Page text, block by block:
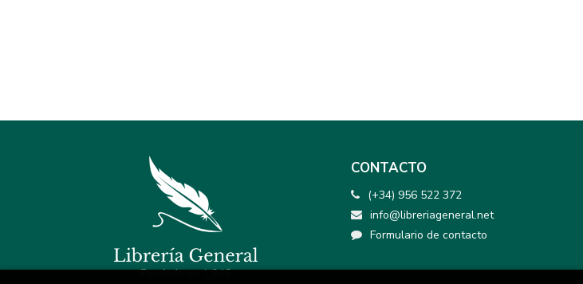
CONTACTO
(+34) 956 522 372
info@libreriageneral.net
Formulario de contacto